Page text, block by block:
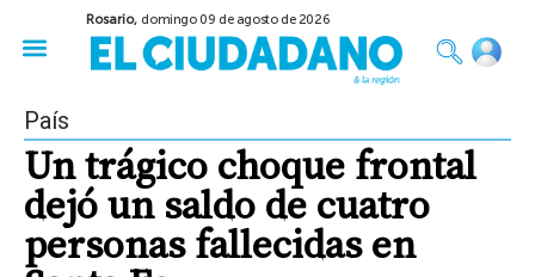
Rosario, domingo 09 de agosto de 2026
País
Un trágico choque frontal
dejó un saldo de cuatro
personas fallecidas en